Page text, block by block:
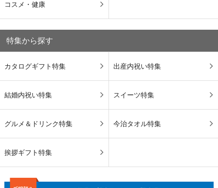
コスメ・健康
特集から探す
カタログギフト特集 出産内祝い特集
結婚内祝い特集 スイーツ特集
グルメ＆ドリンク特集 今治タオル特集
挨拶ギフト特集